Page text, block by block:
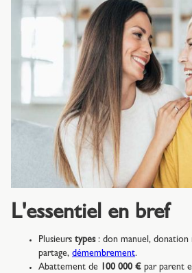
L'essentiel en bref
Plusieurs types: don manuel, donation
partage, démembrement.
Abattement de
100 000 € par parent